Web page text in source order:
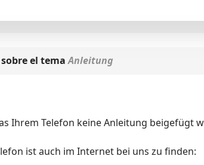
sobre el temaAnleitung
Ihrem Telefon keine Anleitung beigefügt
ist auch im Internet bei uns zu finden: